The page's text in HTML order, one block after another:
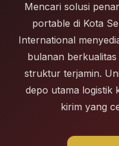
Mencari solusi
portable di Kota
International
bulanan
struktur terjamin.
depo utama logistik
kirim yang